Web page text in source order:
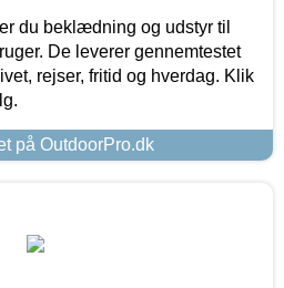
du beklædning og udstyr til
De leverer gennemtestet
rejser, fritid og hverdag. Klik
på OutdoorPro.dk